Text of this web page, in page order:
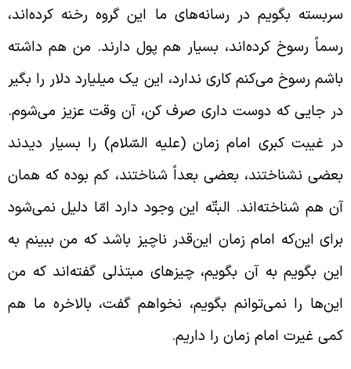
بگویم در رسانه‌های ما این گروه رخنه کرده‌اند،
رسوخ کرده‌اند، بسیار هم پول دارند. من هم داشته
رسوخ می‌کنم کاری ندارد، این یک میلیارد دلار را بگیر
جایی که دوست داری صرف کن، آن وقت عزیز می‌شوم.
غیبت کبری امام زمان (علیه السّلام) را بسیار دیدند
نشناختند، بعضی بعداً شناختند، کم بوده که همان
هم شناخته‌اند. البتّه این وجود دارد امّا دلیل نمی‌شود
این‌که امام زمان این‌‌‌قدر ناچیز باشد که من ببینم به
بگویم به آن بگویم، چیزهای مبتذلی گفته‌اند که من
را نمی‌توانم بگویم، نخواهم گفت، بالاخره ما هم
غیرت امام زمان را داریم.